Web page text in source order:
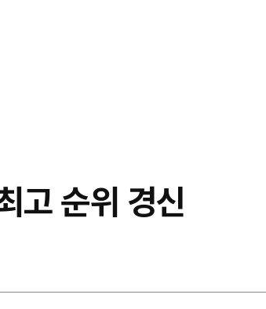
고 순위 경신